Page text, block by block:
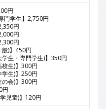
円
門学生】2,750円
円
円
円
般)】450円
学生・専門学生)】350円
校生)】300円
学生)】250円
の会)】300円
円
児童)】120円